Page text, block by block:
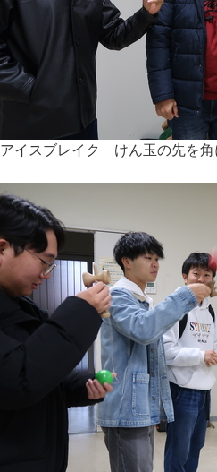
アイスブレイク けん玉の先を角